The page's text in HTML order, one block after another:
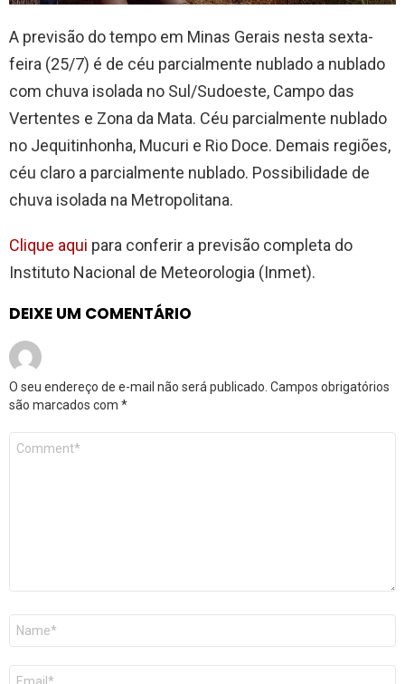
A previsão do tempo em Minas Gerais nesta sexta-
feira (25/7) é de céu parcialmente nublado a nublado
com chuva isolada no Sul/Sudoeste, Campo das
Vertentes e Zona da Mata. Céu parcialmente nublado
no Jequitinhonha, Mucuri e Rio Doce. Demais regiões,
céu claro a parcialmente nublado. Possibilidade de
chuva isolada na Metropolitana.
Clique aqui para conferir a previsão completa do
Instituto Nacional de Meteorologia (Inmet).
DEIXE UM COMENTÁRIO
O seu endereço de e-mail não será publicado. Campos obrigatórios
são marcados com *
Comentário
Nome
E-